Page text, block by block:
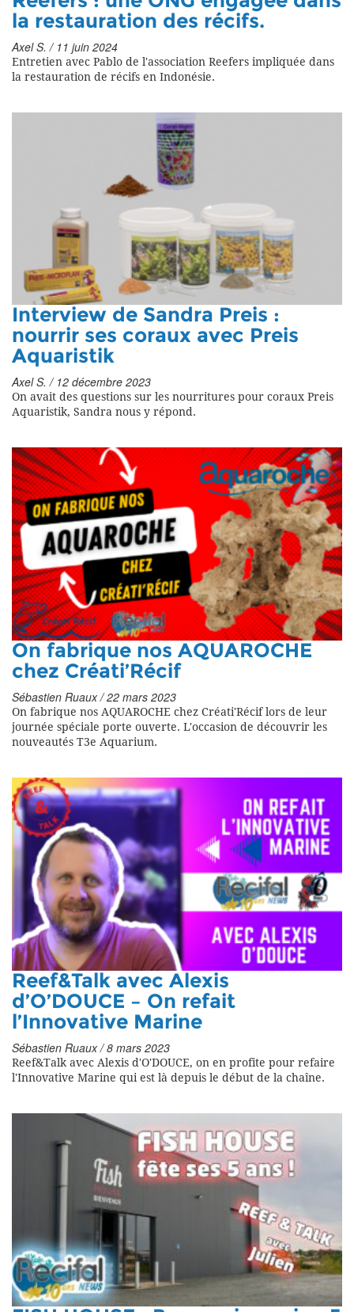
la restauration des récifs.
Axel S. / 11 juin 2024
Entretien avec Pablo de l'association Reefers impliquée dans
la restauration de récifs en Indonésie.
Interview de Sandra Preis :
nourrir ses coraux avec Preis
Aquaristik
Axel S. / 12 décembre 2023
On avait des questions sur les nourritures pour coraux Preis
Aquaristik, Sandra nous y répond.
On fabrique nos AQUAROCHE
chez Créati’Récif
Sébastien Ruaux / 22 mars 2023
On fabrique nos AQUAROCHE chez Créati'Récif lors de leur
journée spéciale porte ouverte. L'occasion de découvrir les
nouveautés T3e Aquarium.
Reef&Talk avec Alexis
d’O’DOUCE – On refait
l’Innovative Marine
Sébastien Ruaux / 8 mars 2023
Reef&Talk avec Alexis d'O'DOUCE, on en profite pour refaire
l'Innovative Marine qui est là depuis le début de la chaîne.